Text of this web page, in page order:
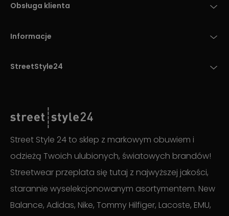
Obsługa klienta
Informacje
StreetStyle24
Street Style 24 to sklep z markowym obuwiem i
odzieżą Twoich ulubionych, światowych brandów!
Streetwear przeplata się tutaj z najwyższej jakości,
starannie wyselekcjonowanym asortymentem. New
Balance, Adidas, Nike, Tommy Hilfiger, Lacoste, EMU,